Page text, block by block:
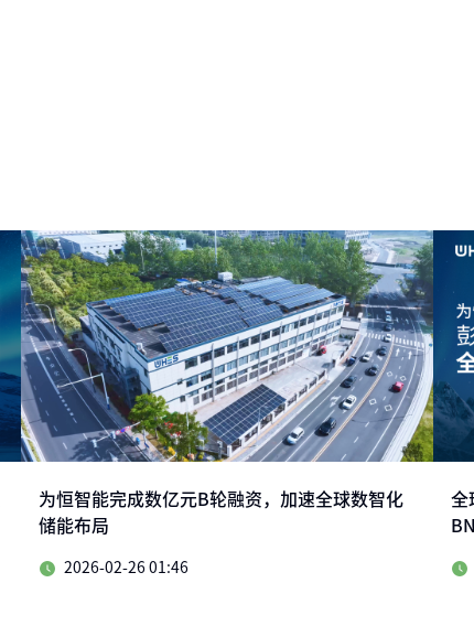
为恒智能完成数亿元B轮融资，加速全球数智化
储能布局
2026-02-26 01:46
全